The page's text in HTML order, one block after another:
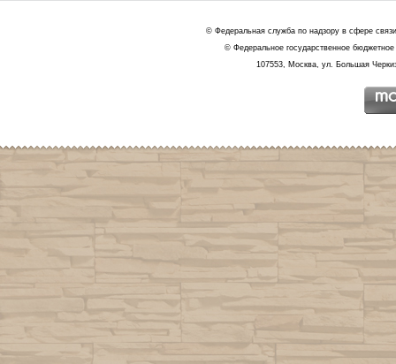
© Федеральная служба по надзору в сфере
© Федеральное государственное
107553, Москва, ул. Большая